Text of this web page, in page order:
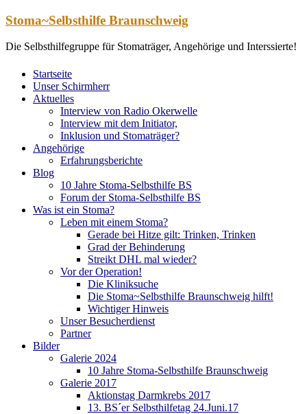
Zum
springen
Stoma~Selbsthilfe Braunschweig
Die Selbsthilfegruppe für Stomaträger, Angehörige und Interssierte!
Startseite
Unser Schirmherr
Aktuelles
Interview von Radio Okerwelle
Interview mit dem Initiator,
Inklusion und Stomaträger?
Angehörige
Erfahrungsberichte
Blog
10 Jahre Stoma-Selbsthilfe BS
Forum der Stoma-Selbsthilfe BS
Was ist ein Stoma?
Leben mit einem Stoma?
Gerade bei Hitze gilt: Trinken, Trinken
Grad der Behinderung
Streikt DHL mal wieder?
Vor der Operation!
Die Kliniksuche
Die Stoma~Selbsthilfe Braunschweig hilft!
Wichtiger Hinweis
Unser Besucherdienst
Partner
Bilder
Galerie 2024
10 Jahre Stoma-Selbsthilfe Braunschweig
Galerie 2017
Aktionstag Darmkrebs 2017
13. BS´er Selbsthilfetag 24.Juni.17